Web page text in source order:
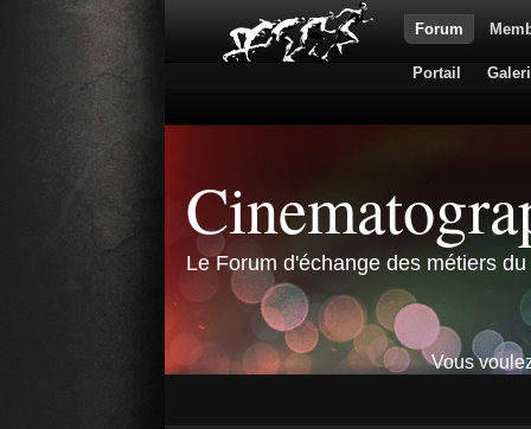
Forum
Portail
Le Forum d'échange des métiers
Vous